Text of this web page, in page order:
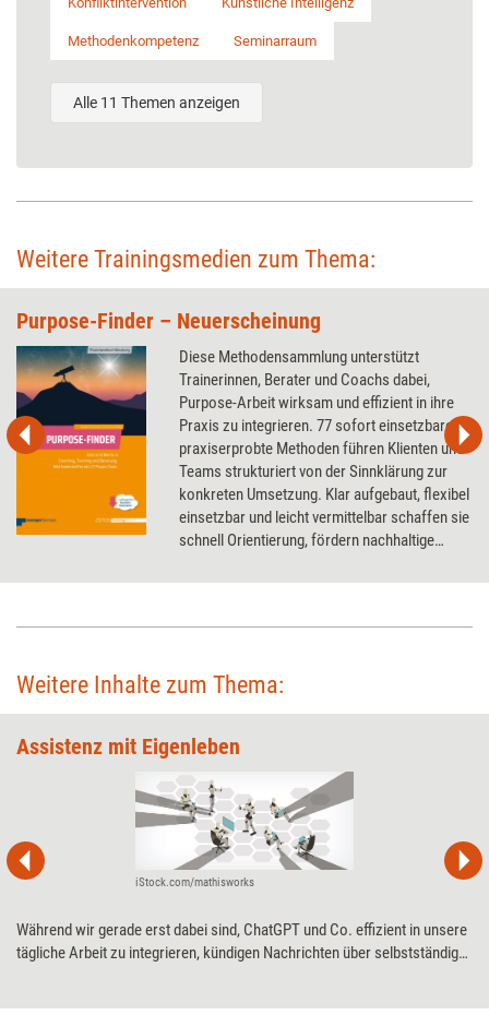
Methodenkompetenz Seminarraum
Alle 11 Themen anzeigen
Weitere Trainingsmedien zum Thema:
Purpose-Finder – Neuerscheinung
Diese Methodensammlung unterstützt
Trainerinnen, Berater und Coachs dabei,
Purpose-Arbeit wirksam und effizient in ihre
Praxis zu integrieren. 77 sofort einsetzbare,
praxiserprobte Methoden führen Klienten und
Teams strukturiert von der Sinnklärung zur
konkreten Umsetzung. Klar aufgebaut, flexibel
einsetzbar und leicht vermittelbar schaffen sie
schnell Orientierung, fördern nachhaltige
organisationale Entwicklung – ergänzt durch
Einsatz.
Weitere Inhalte zum Thema:
Assistenz mit Eigenleben
iStock.com/mathisworks
Während wir gerade erst dabei sind, ChatGPT und Co. effizient in unsere
tägliche Arbeit zu integrieren, kündigen Nachrichten über selbstständig